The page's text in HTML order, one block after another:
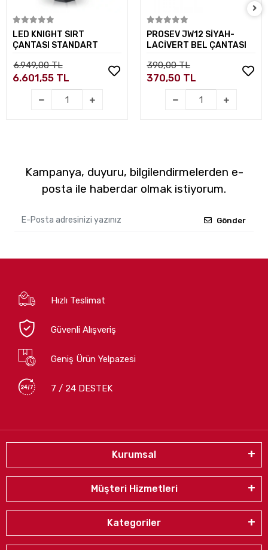
Sepete Ekle
LED KNIGHT SIRT
ÇANTASI STANDART
6.949,00 TL
6.601,55 TL
Sepete Ekle
PROSEV JW12 SİYAH-
LACİVERT BEL ÇANTASI
390,00 TL
370,50 TL
Kampanya, duyuru, bilgilendirmelerden e-
posta ile haberdar olmak istiyorum.
Gönder
Hızlı Teslimat
Güvenli Alışveriş
Geniş Ürün Yelpazesi
7 / 24 DESTEK
Kurumsal
Müşteri Hizmetleri
Kategoriler